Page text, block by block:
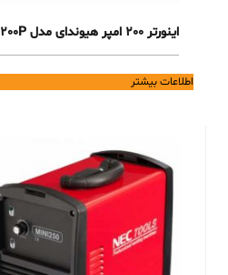
اینورتر 200 امپر هیوندای مدل MMA-200P
اطلاعات بیشتر